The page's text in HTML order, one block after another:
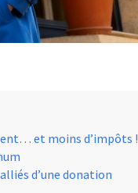
et moins d’impôts !
d’une donation